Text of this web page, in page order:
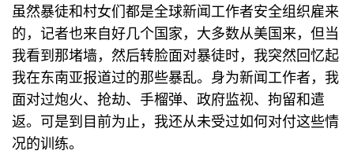
虽然暴徒和村女们都是全球新闻工作者安全组织雇来
的，记者也来自好几个国家，大多数从美国来，但当
我看到那堵墙，然后转脸面对暴徒时，我突然回忆起
我在东南亚报道过的那些暴乱。身为新闻工作者，我
面对过炮火、抢劫、手榴弹、政府监视、拘留和遣
返。可是到目前为止，我还从未受过如何对付这些情
况的训练。